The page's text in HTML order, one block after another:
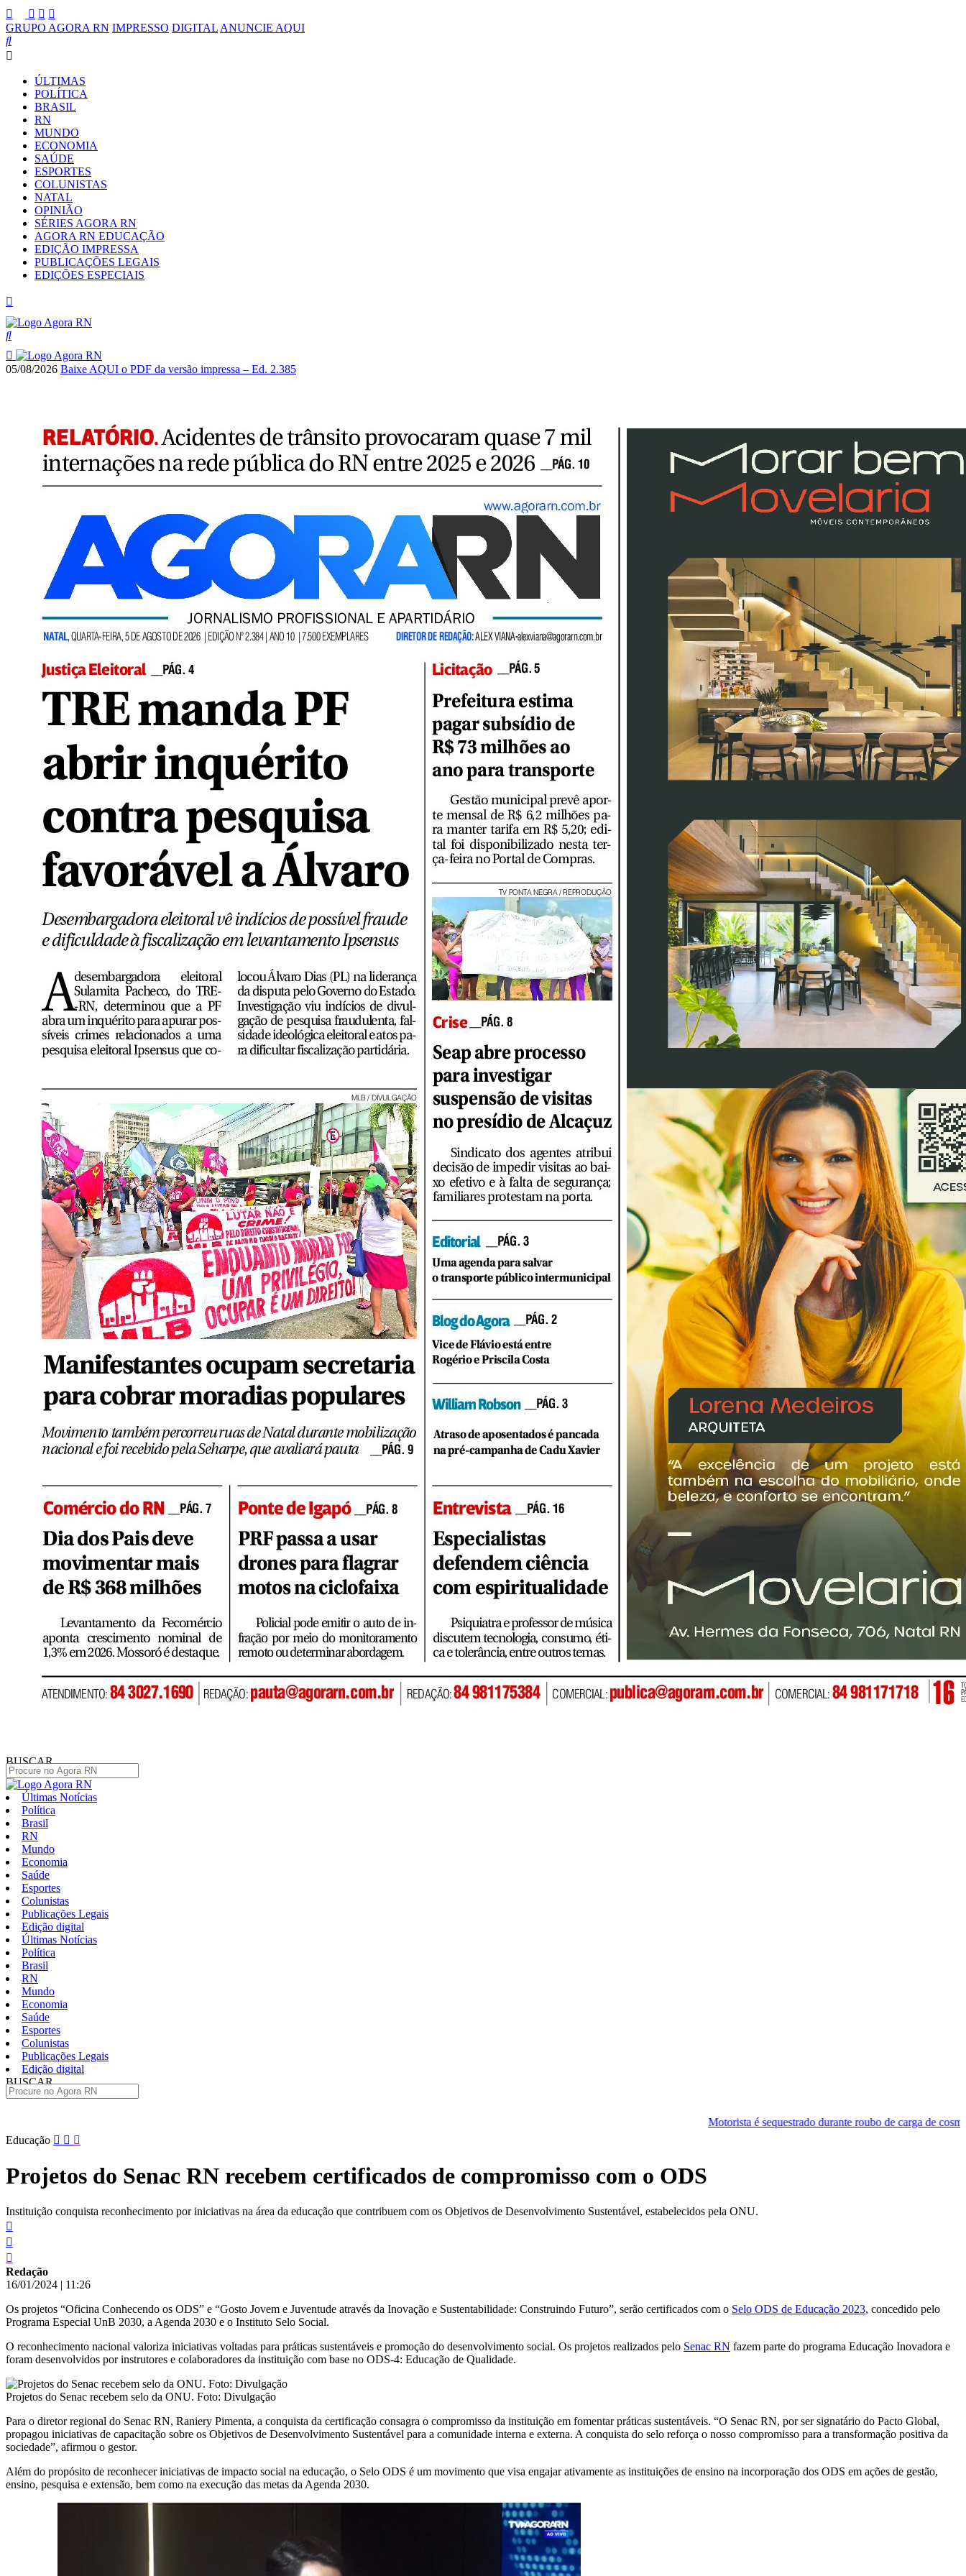
GRUPO AGORA RN IMPRESSO DIGITAL ANUNCIE AQUI
ÚLTIMAS
POLÍTICA
BRASIL
RN
MUNDO
ECONOMIA
SAÚDE
ESPORTES
COLUNISTAS
NATAL
OPINIÃO
SÉRIES AGORA RN
AGORA RN EDUCAÇÃO
EDIÇÃO IMPRESSA
PUBLICAÇÕES LEGAIS
EDIÇÕES ESPECIAIS
05/08/2026 Baixe AQUI o PDF da versão impressa – Ed. 2.385
BUSCAR
Últimas Notícias
Política
Brasil
RN
Mundo
Economia
Saúde
Esportes
Colunistas
Publicações Legais
Edição digital
Últimas Notícias
Política
Brasil
RN
Mundo
Economia
Saúde
Esportes
Colunistas
Publicações Legais
Edição digital
BUSCAR
Motorista é sequestrado durante roubo de carga de cosméticos na Grande
Pular
conteúdo
Educação
Projetos do Senac RN recebem certificados de compromisso com o ODS
Instituição conquista reconhecimento por iniciativas na área da educação que contribuem com os Objetivos de Desenvolvimento Sustentável, estabelecidos pela ONU.
Redação
16/01/2024 | 11:26
Os projetos “Oficina Conhecendo os ODS” e “Gosto Jovem e Juventude através da Inovação e Sustentabilidade: Construindo Futuro”, serão certificados com o Selo ODS de Educação 2023, concedido pelo
Programa Especial UnB 2030, a Agenda 2030 e o Instituto Selo Social.
O reconhecimento nacional valoriza iniciativas voltadas para práticas sustentáveis e promoção do desenvolvimento social. Os projetos realizados pelo Senac RN fazem parte do programa Educação Inovadora e
foram desenvolvidos por instrutores e colaboradores da instituição com base no ODS-4: Educação de Qualidade.
Projetos do Senac recebem selo da ONU. Foto: Divulgação
Para o diretor regional do Senac RN, Raniery Pimenta, a conquista da certificação consagra o compromisso da instituição em fomentar práticas sustentáveis. “O Senac RN, por ser signatário do Pacto Global,
propagou iniciativas de capacitação sobre os Objetivos de Desenvolvimento Sustentável para a comunidade interna e externa. A conquista do selo reforça o nosso compromisso para a transformação positiva da
sociedade”, afirmou o gestor.
Além do propósito de reconhecer iniciativas de impacto social na educação, o Selo ODS é um movimento que visa engajar ativamente as instituições de ensino na incorporação dos ODS em ações de gestão,
ensino, pesquisa e extensão, bem como na execução das metas da Agenda 2030.